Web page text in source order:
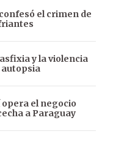
el crimen de
y la violencia
autopsia
el negocio
a Paraguay